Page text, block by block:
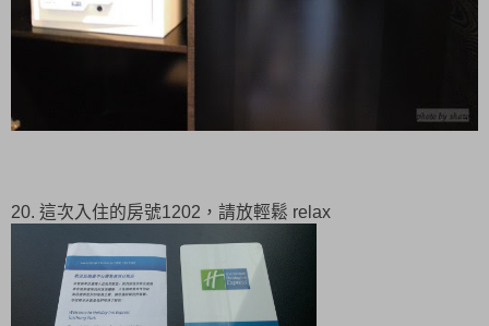
20. 這次入住的房號1202，請放輕鬆 relax